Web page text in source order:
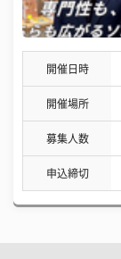
開催日時
開催場所
募集人数
申込締切